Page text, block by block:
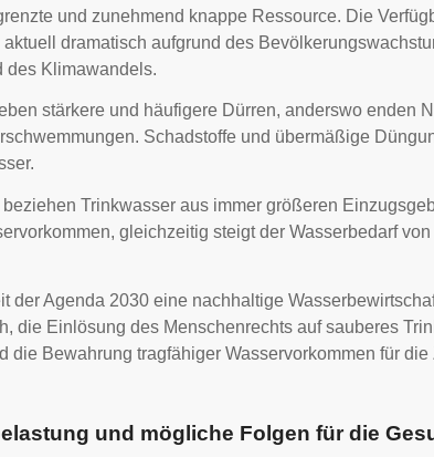
und zunehmend knappe Ressource. Die
dramatisch aufgrund des
des Klimawandels.
stärkere und häufigere Dürren, anderswo enden
Schadstoffe und übermäßige
Trinkwasser aus immer größeren
gleichzeitig steigt der Wasserbedarf
der Agenda 2030 eine nachhaltige
die Einlösung des Menschenrechts auf sauberes
die Bewahrung tragfähiger Wasservorkommen für die
und mögliche Folgen für die